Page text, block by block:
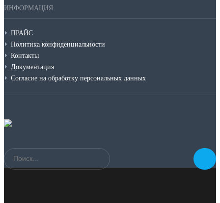
ИНФОРМАЦИЯ
ПРАЙС
Политика конфиденциальности
Контакты
Документация
Согласие на обработку персональных данных